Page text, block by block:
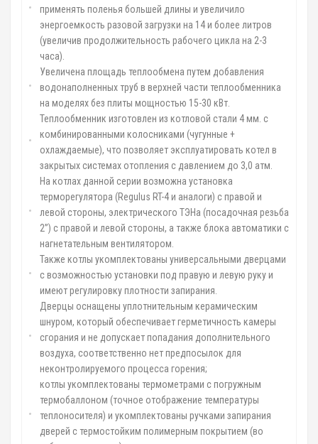
применять поленья большей длины и увеличило
энергоемкость разовой загрузки на 14 и более литров
(увеличив продолжительность рабочего цикла на 2-3
часа).
Увеличена площадь теплообмена путем добавления
водонаполненных труб в верхней части теплообменника
на моделях без плиты мощностью 15-30 кВт.
Теплообменник изготовлен из котловой стали 4 мм. с
комбинированными колосниками (чугунные +
охлаждаемые), что позволяет эксплуатировать котел в
закрытых системах отопления с давлением до 3,0 атм.
На котлах данной серии возможна установка
терморегулятора (Regulus RT-4 и аналоги) с правой и
левой стороны, электрического ТЭНа (посадочная резьба
2”) с правой и левой стороны, а также блока автоматики с
нагнетательным вентилятором.
Также котлы укомплектованы универсальными дверцами
с возможностью установки под правую и левую руку и
имеют регулировку плотности запирания.
Дверцы оснащены уплотнительным керамическим
шнуром, который обеспечивает герметичность камеры
сгорания и не допускает попадания дополнительного
воздуха, соответственно нет предпосылок для
неконтролируемого процесса горения;
котлы укомплектованы термометрами с погружным
термобаллоном (точное отображение температуры
теплоносителя) и укомплектованы ручками запирания
дверей с термостойким полимерным покрытием (во